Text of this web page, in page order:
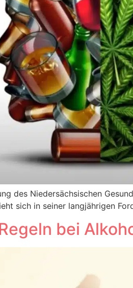
des Niedersächsischen
sich in seiner langjährigen
bei